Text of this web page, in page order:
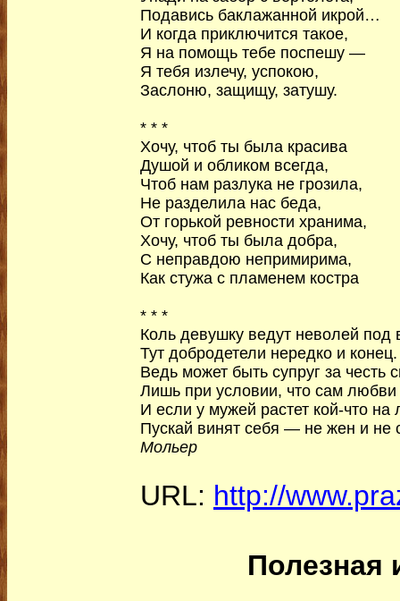
Подавись баклажанной икрой…
И когда приключится такое,
Я на помощь тебе поспешу —
Я тебя излечу, успокою,
Заслоню, защищу, затушу.
* * *
Хочу, чтоб ты была красива
Душой и обликом всегда,
Чтоб нам разлука не грозила,
Не разделила нас беда,
От горькой ревности хранима,
Хочу, чтоб ты была добра,
С неправдою непримирима,
Как стужа с пламенем костра
* * *
Коль девушку ведут неволей под
Тут добродетели нередко и конец.
Ведь может быть супруг за честь
Лишь при условии, что сам любви
И если у мужей растет кой-что на
Пускай винят себя — не жен и не
Мольер
URL: http://